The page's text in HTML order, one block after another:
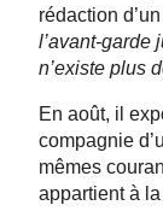
rédaction
l’avant-garde
n’existe plus
En août, il
compagnie
mêmes
appartient à